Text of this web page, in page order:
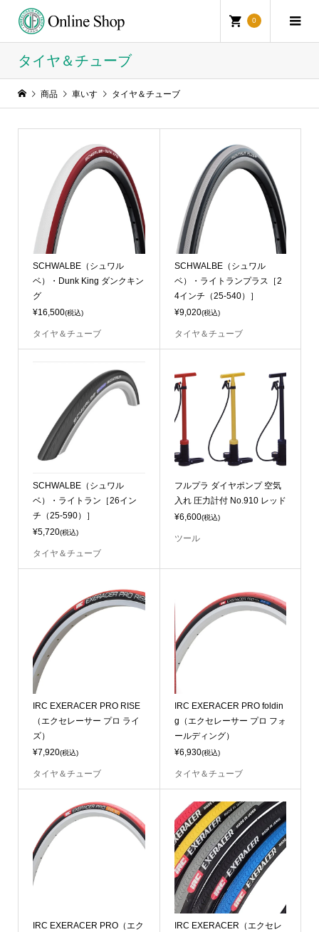
0
タイヤ＆チューブ
商品 車いす タイヤ＆チューブ
SCHWALBE（シュワル
ベ）・Dunk King ダンクキン
グ
¥16,500(税込)
タイヤ＆チューブ
SCHWALBE（シュワル
ベ）・ライトランプラス［2
4インチ（25-540）］
¥9,020(税込)
タイヤ＆チューブ
SCHWALBE（シュワル
ベ）・ライトラン［26イン
チ（25-590）］
¥5,720(税込)
タイヤ＆チューブ
フルプラ ダイヤポンプ 空気
入れ 圧力計付 No.910 レッド
¥6,600(税込)
ツール
IRC EXERACER PRO RISE
（エクセレーサー プロ ライ
ズ）
¥7,920(税込)
タイヤ＆チューブ
IRC EXERACER PRO foldin
g（エクセレーサー プロ フォ
ールディング）
¥6,930(税込)
タイヤ＆チューブ
IRC EXERACER PRO（エク
IRC EXERACER（エクセレ